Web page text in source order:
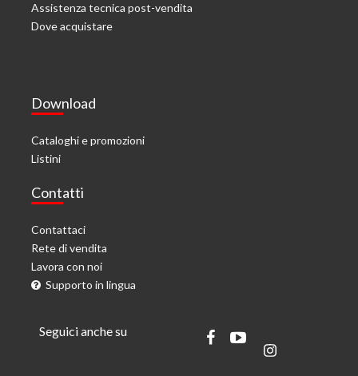
Assistenza tecnica post-vendita
Dove acquistare
Download
Cataloghi e promozioni
Listini
Contatti
Contattaci
Rete di vendita
Lavora con noi
Supporto in lingua
Seguici anche su